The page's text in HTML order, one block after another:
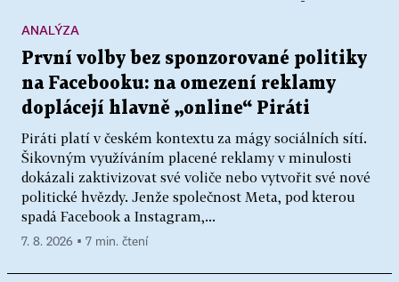
První volby bez sponzorované politiky
na Facebooku: na omezení reklamy
doplácejí hlavně „online“ Piráti
Piráti platí v českém kontextu za mágy sociálních sítí.
Šikovným využíváním placené reklamy v minulosti
dokázali zaktivizovat své voliče nebo vytvořit své nové
politické hvězdy. Jenže společnost Meta, pod kterou
spadá Facebook a Instagram,...
ANALÝZA
7. 8. 2026 ▪ 7 min. čtení